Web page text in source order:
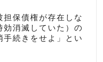
担保債権が存在しな
効消滅していた）の
手続きをせよ」とい